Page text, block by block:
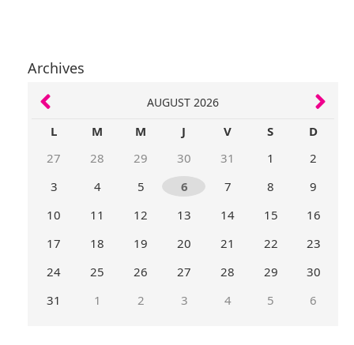
Archives
AUGUST 2026
L M M J V S
D
27
28 29 30 31 1
2
3
4 5 6 7 8
9
10
11 12 13 14 15
16
17
18 19 20 21 22
23
24
25 26 27 28 29
30
31
1 2 3 4 5 6